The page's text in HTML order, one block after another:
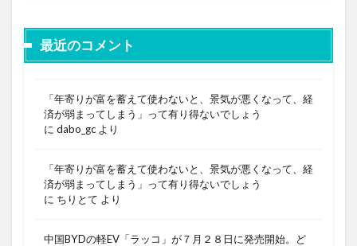
最近のコメント
「年寄りが富を蓄えて使わないと、景気が悪くなって、経
済が弱まってしまう」って有り得ないでしょう
に dabo_gc より
「年寄りが富を蓄えて使わないと、景気が悪くなって、経
済が弱まってしまう」って有り得ないでしょう
に ちりとて より
中国BYDの軽EV「ラッコ」が７月２８日に発売開始。ど